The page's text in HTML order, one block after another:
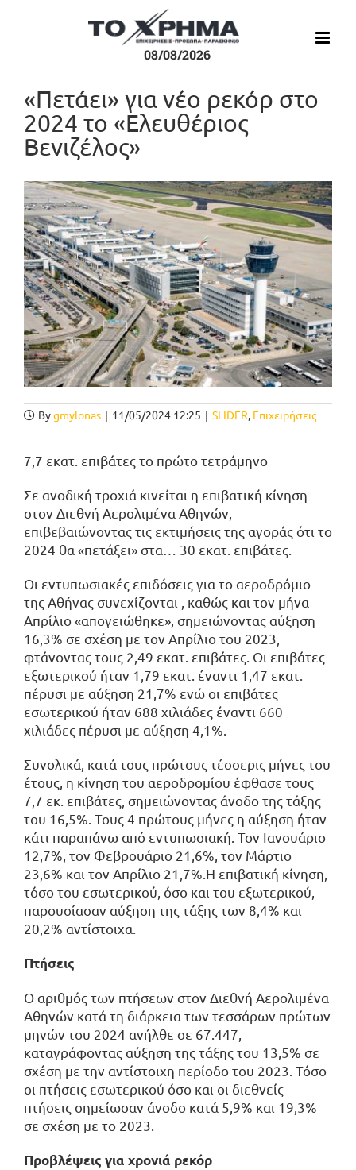
08/08/2026
«Πετάει» για νέο ρεκόρ στο
2024 το «Ελευθέριος
Βενιζέλος»
Προβολή
μεγαλύτερης
εικόνας
Bygmylonas | 11/05/2024 12:25 | SLIDER, Επιχειρήσεις
7,7 εκατ. επιβάτες το πρώτο τετράμηνο
Σε ανοδική τροχιά κινείται η επιβατική κίνηση
στον Διεθνή Αερολιμένα Αθηνών,
επιβεβαιώνοντας τις εκτιμήσεις της αγοράς ότι το
2024 θα «πετάξει» στα… 30 εκατ. επιβάτες.
Οι εντυπωσιακές επιδόσεις για το αεροδρόμιο
της Αθήνας συνεχίζονται , καθώς και τον μήνα
Απρίλιο «απογειώθηκε», σημειώνοντας αύξηση
16,3% σε σχέση με τον Απρίλιο του 2023,
φτάνοντας τους 2,49 εκατ. επιβάτες. Οι επιβάτες
εξωτερικού ήταν 1,79 εκατ. έναντι 1,47 εκατ.
πέρυσι με αύξηση 21,7% ενώ οι επιβάτες
εσωτερικού ήταν 688 χιλιάδες έναντι 660
χιλιάδες πέρυσι με αύξηση 4,1%.
Συνολικά, κατά τους πρώτους τέσσερις μήνες του
έτους, η κίνηση του αεροδρομίου έφθασε τους
7,7 εκ. επιβάτες, σημειώνοντας άνοδο της τάξης
του 16,5%. Τους 4 πρώτους μήνες η αύξηση ήταν
κάτι παραπάνω από εντυπωσιακή. Τον Ιανουάριο
12,7%, τον Φεβρουάριο 21,6%, τον Μάρτιο
23,6% και τον Απρίλιο 21,7%.Η επιβατική κίνηση,
τόσο του εσωτερικού, όσο και του εξωτερικού,
παρουσίασαν αύξηση της τάξης των 8,4% και
20,2% αντίστοιχα.
Πτήσεις
Ο αριθμός των πτήσεων στον Διεθνή Αερολιμένα
Αθηνών κατά τη διάρκεια των τεσσάρων πρώτων
μηνών του 2024 ανήλθε σε 67.447,
καταγράφοντας αύξηση της τάξης του 13,5% σε
σχέση με την αντίστοιχη περίοδο του 2023. Τόσο
οι πτήσεις εσωτερικού όσο και οι διεθνείς
πτήσεις σημείωσαν άνοδο κατά 5,9% και 19,3%
σε σχέση με το 2023.
Προβλέψεις για χρονιά ρεκόρ